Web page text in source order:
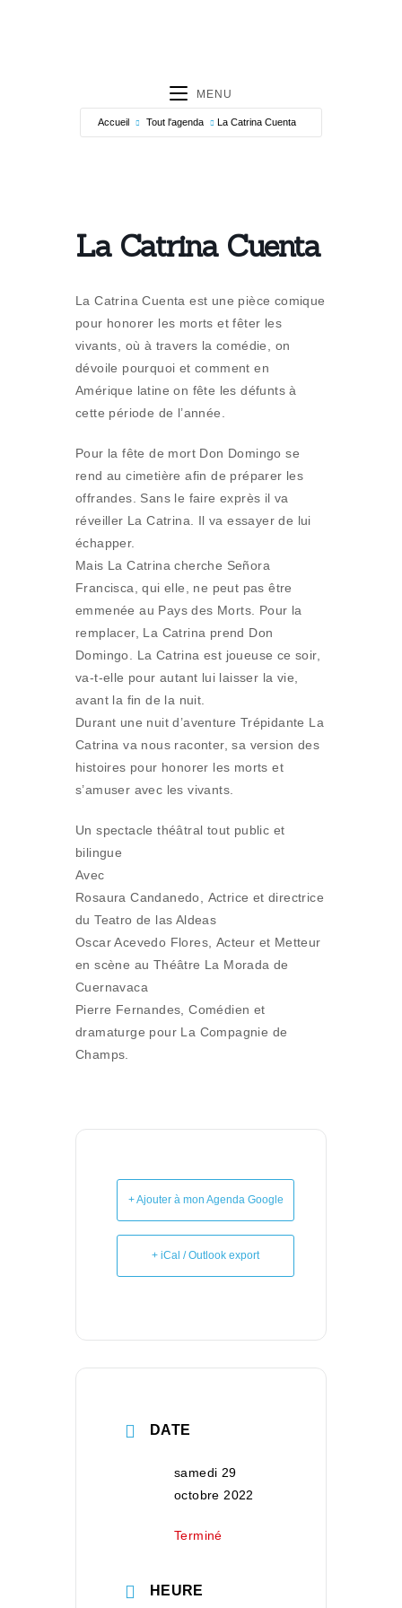
MENU
Accueil Tout l'agenda La Catrina Cuenta
La Catrina Cuenta
La Catrina Cuenta est une pièce comique
pour honorer les morts et fêter les
vivants, où à travers la comédie, on
dévoile pourquoi et comment en
Amérique latine on fête les défunts à
cette période de l’année.
Pour la fête de mort Don Domingo se
rend au cimetière afin de préparer les
offrandes. Sans le faire exprès il va
réveiller La Catrina. Il va essayer de lui
échapper.
Mais La Catrina cherche Señora
Francisca, qui elle, ne peut pas être
emmenée au Pays des Morts. Pour la
remplacer, La Catrina prend Don
Domingo. La Catrina est joueuse ce soir,
va-t-elle pour autant lui laisser la vie,
avant la fin de la nuit.
Durant une nuit d’aventure Trépidante La
Catrina va nous raconter, sa version des
histoires pour honorer les morts et
s’amuser avec les vivants.
Un spectacle théâtral tout public et
bilingue
Avec
Rosaura Candanedo, Actrice et directrice
du Teatro de las Aldeas
Oscar Acevedo Flores, Acteur et Metteur
en scène au Théâtre La Morada de
Cuernavaca
Pierre Fernandes, Comédien et
dramaturge pour La Compagnie de
Champs.
+ Ajouter à mon Agenda Google
+ iCal / Outlook export
DATE
samedi 29
octobre 2022
Terminé
HEURE